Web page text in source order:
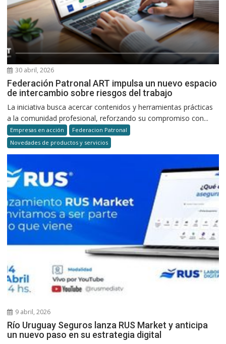
30 abril, 2026
Federación Patronal ART impulsa un nuevo espacio
de intercambio sobre riesgos del trabajo
La iniciativa busca acercar contenidos y herramientas prácticas
a la comunidad profesional, reforzando su compromiso con...
Empresas en acción
Federacion Patronal
Novedades de productos y servicios
9 abril, 2026
Río Uruguay Seguros lanza RUS Market y anticipa
un nuevo paso en su estrategia digital